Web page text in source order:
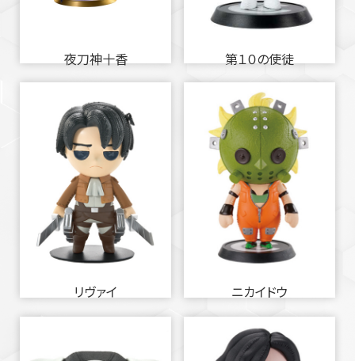
夜刀神十香 第１０の使徒
リヴァイ ニカイドウ